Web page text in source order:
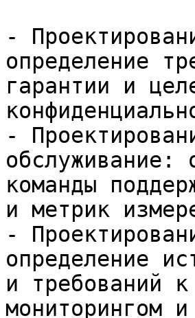
-
определение
гарантии и
-
обслуживание:
команды
и метрик
-
определение
и требований
мониторингом